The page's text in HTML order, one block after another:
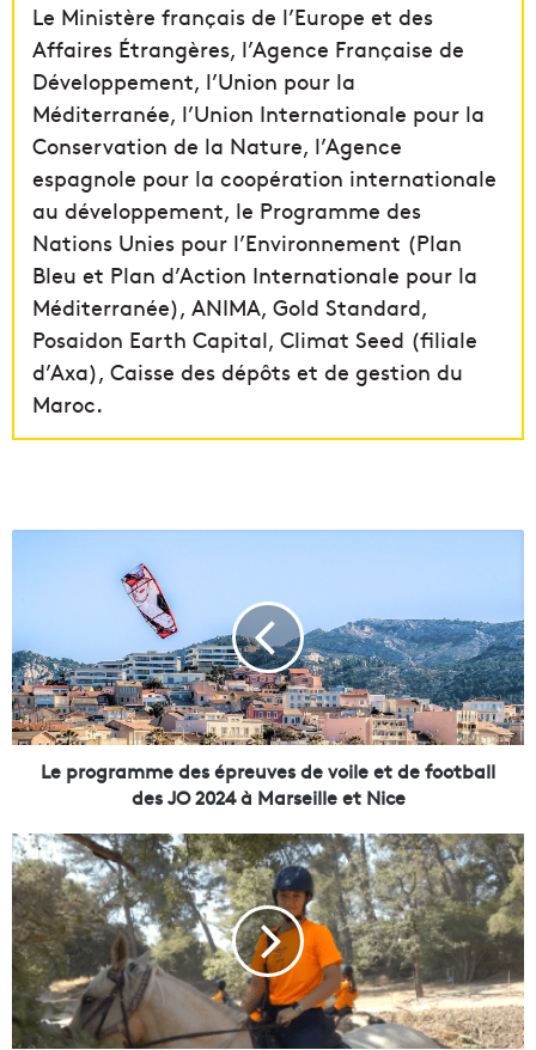
Le Ministère français de l’Europe et des
Affaires Étrangères, l’Agence Française de
Développement, l’Union pour la
Méditerranée, l’Union Internationale pour la
Conservation de la Nature, l’Agence
espagnole pour la coopération internationale
au développement, le Programme des
Nations Unies pour l’Environnement (Plan
Bleu et Plan d’Action Internationale pour la
Méditerranée), ANIMA, Gold Standard,
Posaidon Earth Capital, Climat Seed (filiale
d’Axa), Caisse des dépôts et de gestion du
Maroc.
g
r
a
m
e
s
é
p
r
e
u
v
e
Le programme des épreuves de voile et de football
des JO 2024 à Marseille et Nice
À
c
h
e
v
a
l
o